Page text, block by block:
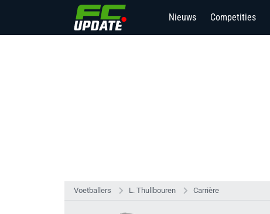
Nieuws Competities
Voetballers L. Thullbouren Carrière